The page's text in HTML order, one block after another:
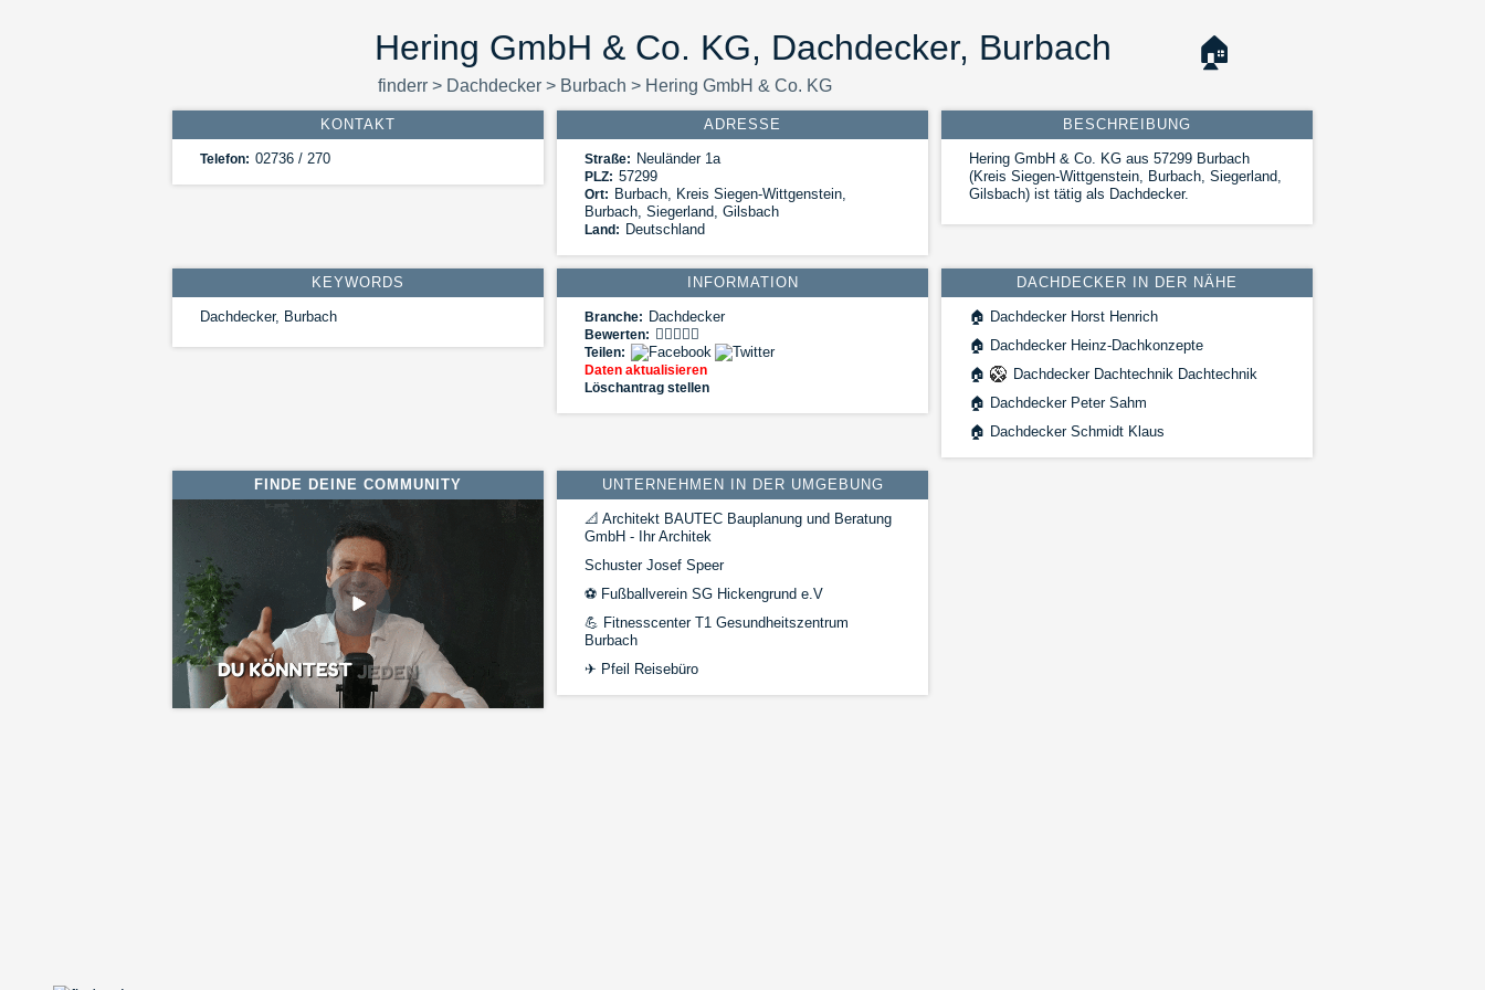
Hering GmbH & Co. KG, Dachdecker, Burbach 🏠
finderr> Dachdecker> Burbach > Hering GmbH & Co. KG
KONTAKT
Telefon: 02736 / 270
ADRESSE
Straße: Neuländer 1a
PLZ: 57299
Ort: Burbach, Kreis Siegen-Wittgenstein,
Burbach, Siegerland, Gilsbach
Land: Deutschland
BESCHREIBUNG
Hering GmbH & Co. KG aus 57299 Burbach
(Kreis Siegen-Wittgenstein, Burbach, Siegerland,
Gilsbach) ist tätig als Dachdecker.
KEYWORDS
Dachdecker, Burbach
INFORMATION
Branche: Dachdecker
Bewerten:
Teilen:
Daten aktualisieren
Löschantrag stellen
DACHDECKER IN DER NÄHE
🏠 Dachdecker Horst Henrich
🏠 Dachdecker Heinz-Dachkonzepte
🏠
Dachdecker Dachtechnik Dachtechnik
🏠 Dachdecker Peter Sahm
🏠 Dachdecker Schmidt Klaus
FINDE DEINE COMMUNITY UNTERNEHMEN IN DER UMGEBUNG
📐 Architekt BAUTEC Bauplanung und Beratung
GmbH - Ihr Architek
Schuster Josef Speer
⚽ Fußballverein SG Hickengrund e.V
💪 Fitnesscenter T1 Gesundheitszentrum
Burbach
✈ Pfeil Reisebüro